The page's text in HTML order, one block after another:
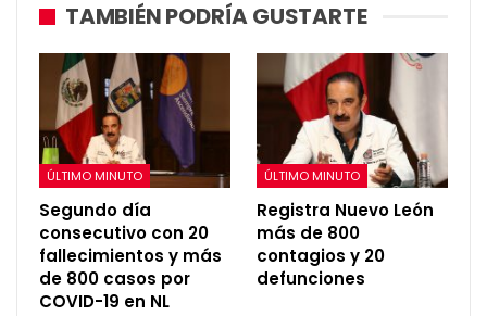
TAMBIÉN PODRÍA GUSTARTE
ÚLTIMO MINUTO
Segundo día
consecutivo con 20
fallecimientos y más
de 800 casos por
COVID-19 en NL
ÚLTIMO MINUTO
Registra Nuevo León
más de 800
contagios y 20
defunciones